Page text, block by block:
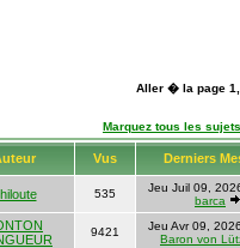
Aller � la page 1
Marquez tous les
Vus Derniers
535
Jeu Juil 09,
barca
9421
Jeu Avr 09,
Baron von